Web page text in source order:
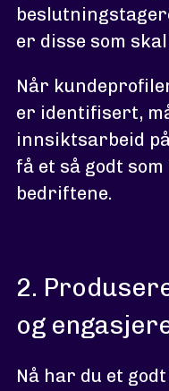
er disse som
Når
er identifisert,
innsiktsarbeid
få et så godt
bedriftene.
2.
og
Nå har du et